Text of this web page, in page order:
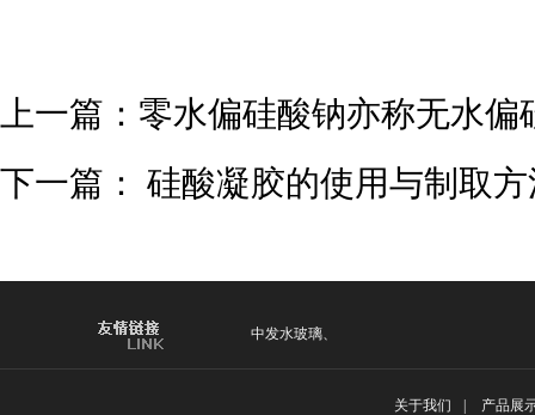
上一篇： 零水偏硅酸钠亦称无水偏
下一篇： 硅酸凝胶的使用与制取
中发水玻璃、
关于我们 产品展